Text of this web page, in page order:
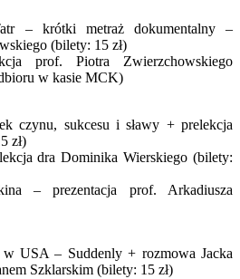
– krótki metraż dokumentalny –
(bilety: 15 zł)
prof. Piotra Zwierzchowskiego
w kasie MCK)
czynu, sukcesu i sławy + prelekcja
zł)
dra Dominika Wierskiego (bilety:
– prezentacja prof. Arkadiusza
USA – Suddenly + rozmowa Jacka
Szklarskim (bilety: 15 zł)